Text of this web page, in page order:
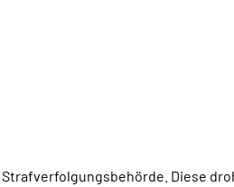
Diese